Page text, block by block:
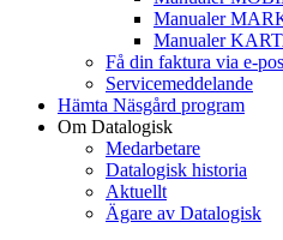
Manualer
Manualer
Få din faktura via e-
Servicemeddelande
Hämta Näsgård program
Om Datalogisk
Medarbetare
Datalogisk historia
Aktuellt
Ägare av Datalogisk